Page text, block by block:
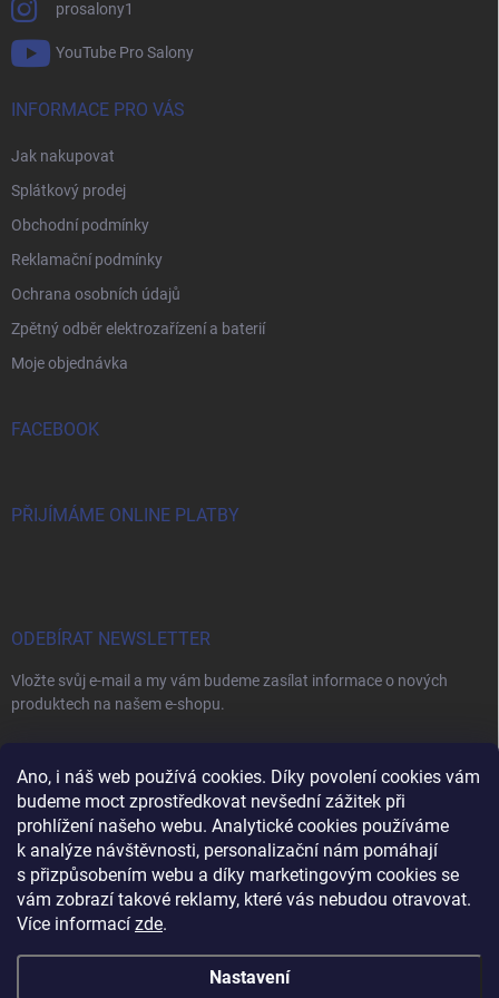
Ano, i náš web používá cookies. Díky povolení cookies vám
budeme moct zprostředkovat nevšední zážitek při
prohlížení našeho webu. Analytické cookies používáme
k analýze návštěvnosti, personalizační nám pomáhají
s přizpůsobením webu a díky marketingovým cookies se
vám zobrazí takové reklamy, které vás nebudou otravovat.
Více informací zde.
Nastavení
prosalony1
YouTube Pro Salony
INFORMACE PRO VÁS
Jak nakupovat
Splátkový prodej
Obchodní podmínky
Reklamační podmínky
Ochrana osobních údajů
Zpětný odběr elektrozařízení a baterií
Moje objednávka
FACEBOOK
PŘIJÍMÁME ONLINE PLATBY
ODEBÍRAT NEWSLETTER
Vložte svůj e-mail a my vám budeme zasílat informace o nových
produktech na našem e-shopu.
E-MAIL
Vložením e-mailu souhlasíte spodmínkami ochrany osobních údajů
Přihlásit se